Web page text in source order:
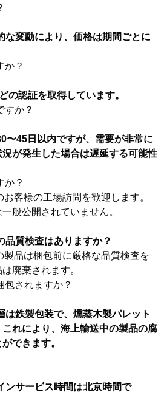
な変動により、価格は期間ごとに
か？
の認証を取得しています。
すか？
〜45日以内ですが、需要が非常に
が発生した場合は遅延する可能性
か？
客様の工場訪問を歓迎します。
般公開されていません。
品質検査はありますか？
製品は梱包前に厳格な品質検査を
廃棄されます。
包されますか？
は鉄製包装で、燻蒸木製パレット
れにより、海上輸送中の製品の腐
できます。
ンサービス時間は北京時間で